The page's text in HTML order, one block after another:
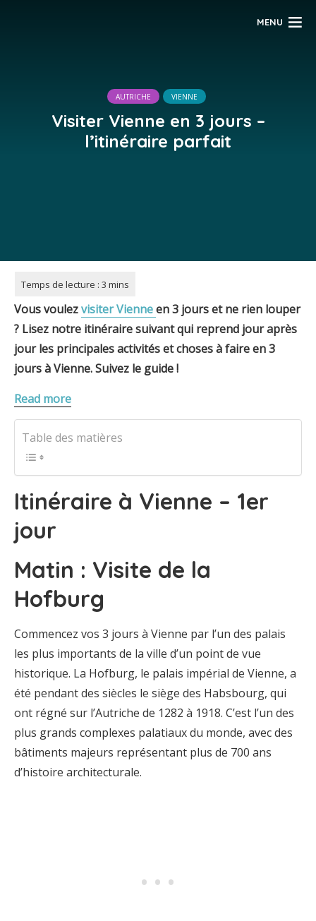
MENU
AUTRICHE VIENNE
Visiter Vienne en 3 jours –
l’itinéraire parfait
Vous voulezvisiter Vienneen 3 jours et ne rien louper
? Lisez notre itinéraire suivant qui reprend jour après
jour les principales activités et choses à faire en 3
jours à Vienne. Suivez le guide !
Read more
Table des matières
Itinéraire à Vienne – 1er
jour
Matin : Visite de la
Hofburg
Commencez vos 3 jours à Vienne par l’un des palais
les plus importants de la ville d’un point de vue
historique. La Hofburg, le palais impérial de Vienne, a
été pendant des siècles le siège des Habsbourg, qui
ont régné sur l’Autriche de 1282 à 1918. C’est l’un des
plus grands complexes palatiaux du monde, avec des
bâtiments majeurs représentant plus de 700 ans
d’histoire architecturale.